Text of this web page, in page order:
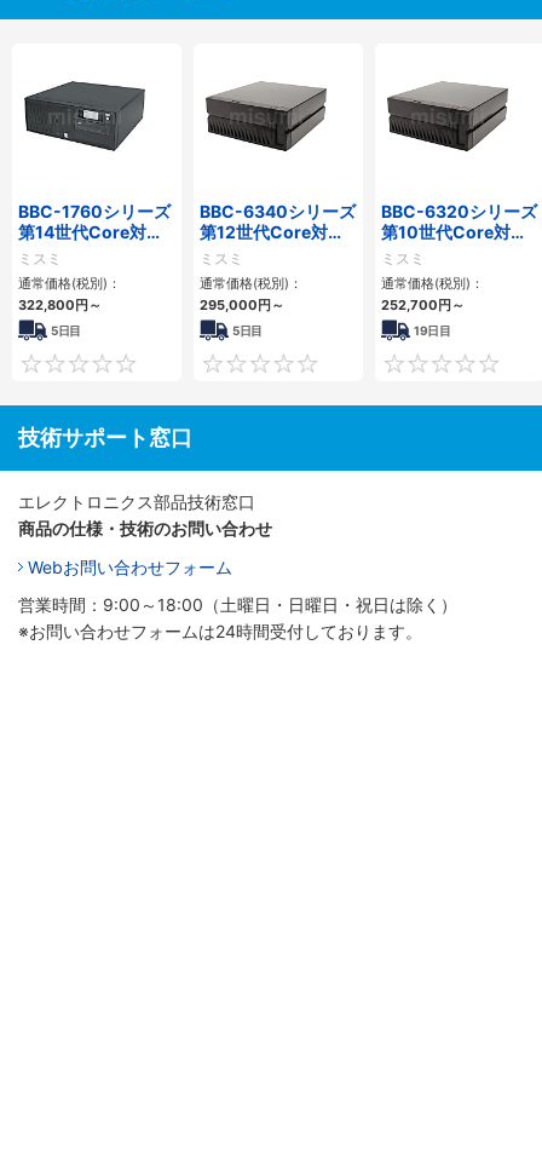
BBC-1760シリーズ
第14世代Core対応
小型フロアマウント
3PCIe
ミスミ
通常価格(税別)：
322,800円～
5日目
0
BBC-6340シリーズ
第12世代Core対応
小型フロアマウント
PC2PCI/2PCIe
ミスミ
通常価格(税別)：
295,000円～
5日目
0
BBC-6320シリーズ
第10世代Core対応
小型フロアマウント
FAPC 2PCI・2PCIe
ミスミ
通常価格(税別)：
252,700円～
19日目
技術サポート窓口
エレクトロニクス部品技術窓口
商品の仕様・技術のお問い合わせ
Webお問い合わせフォーム
営業時間：9:00～18:00（土曜日・日曜日・祝日は除く）
※お問い合わせフォームは24時間受付しております。